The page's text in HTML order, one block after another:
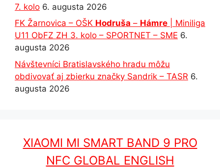
7. kolo 6. augusta 2026
FK Žarnovica – OŠK Hodruša – Hámre | Miniliga
U11 ObFZ ZH 3. kolo – SPORTNET – SME 6.
augusta 2026
Návštevníci Bratislavského hradu môžu
obdivovať aj zbierku značky Sandrik – TASR 6.
augusta 2026
XIAOMI MI SMART BAND 9 PRO
NFC GLOBAL ENGLISH